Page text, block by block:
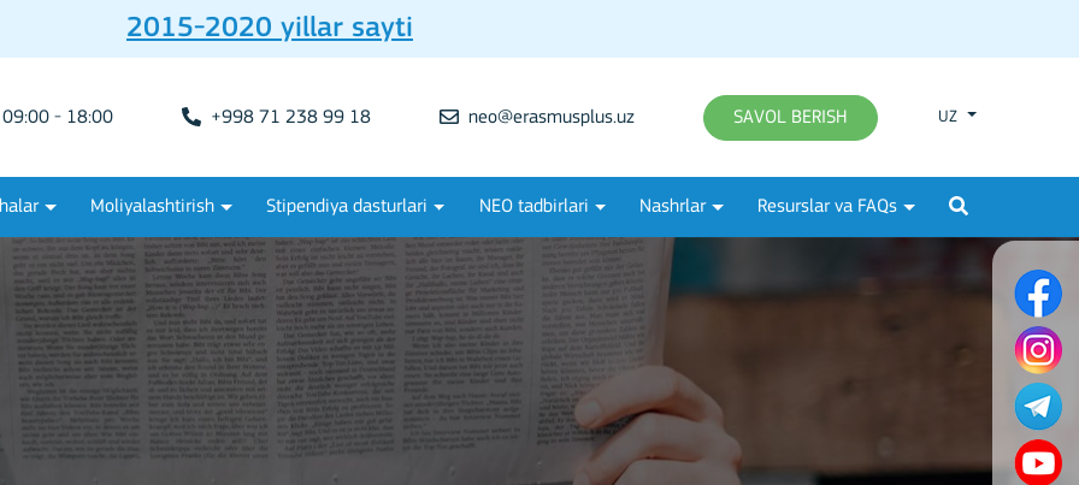
2015-2020 yillar sayti
09:00 - 18:00 +998 71 238 99 18 neo@erasmusplus.uz SAVOL BERISH UZ
Moliyalashtirish Stipendiya dasturlari NEO tadbirlari Nashrlar Resurslar va FAQs